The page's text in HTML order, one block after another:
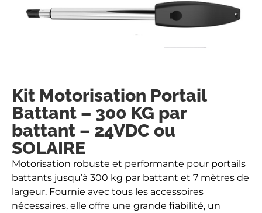
Kit Motorisation Portail
Battant – 300 KG par
battant – 24VDC ou
SOLAIRE
Motorisation robuste et performante pour portails
battants jusqu’à 300 kg par battant et 7 mètres de
largeur. Fournie avec tous les accessoires
nécessaires, elle offre une grande fiabilité, un